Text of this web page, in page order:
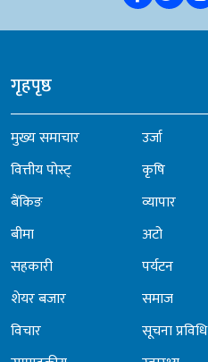
गृहपृष्ठ
मुख्य समाचार
वित्तीय पोस्ट्
बैंकिङ
बीमा
सहकारी
शेयर बजार
विचार
उर्जा
कृषि
व्यापार
अटो
पर्यटन
समाज
सूचना प्रविधि